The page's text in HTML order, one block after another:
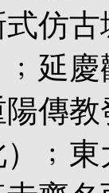
仿
延
陽傳
﹔